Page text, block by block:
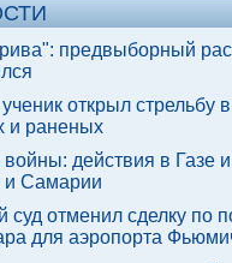
предвыборный
открыл стрельбу
и раненых
войны: действия в Газе
и Самарии
суд отменил сделку по
для аэропорта